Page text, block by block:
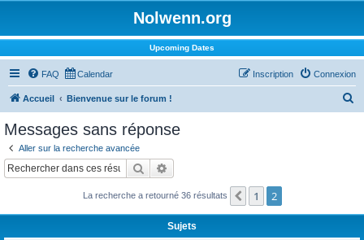
Nolwenn.org
Upcoming Dates
FAQ Calendar Connexion
Inscription
Accueil Bienvenue sur le forum !
c
Messages sans réponse
Aller sur la recherche avancée
Rechercher
La recherche a retourné 36 résultats Précédent
1 2
Sujets